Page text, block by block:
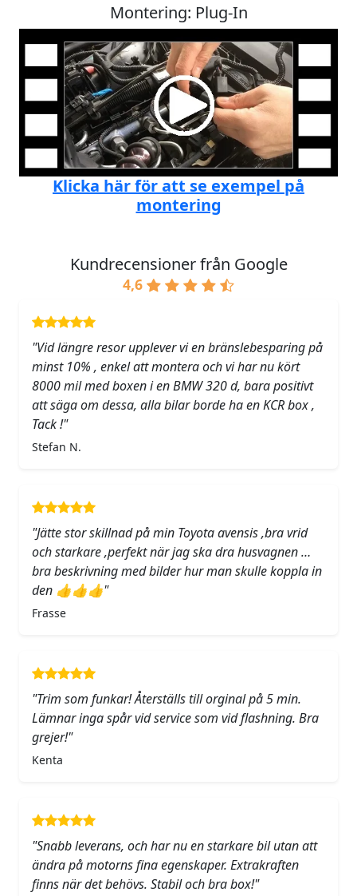
Montering: Plug-In
Klicka här för att se exempel på
montering
Kundrecensioner från Google
4,6
"Vid längre resor upplever vi en bränslebesparing på
minst 10% , enkel att montera och vi har nu kört
8000 mil med boxen i en BMW 320 d, bara positivt
att säga om dessa, alla bilar borde ha en KCR box ,
Tack !"
Stefan N.
"Jätte stor skillnad på min Toyota avensis ,bra vrid
och starkare ,perfekt när jag ska dra husvagnen …
bra beskrivning med bilder hur man skulle koppla in
den 👍👍👍"
Frasse
"Trim som funkar! Återställs till orginal på 5 min.
Lämnar inga spår vid service som vid flashning. Bra
grejer!"
Kenta
"Snabb leverans, och har nu en starkare bil utan att
ändra på motorns fina egenskaper. Extrakraften
finns när det behövs. Stabil och bra box!"